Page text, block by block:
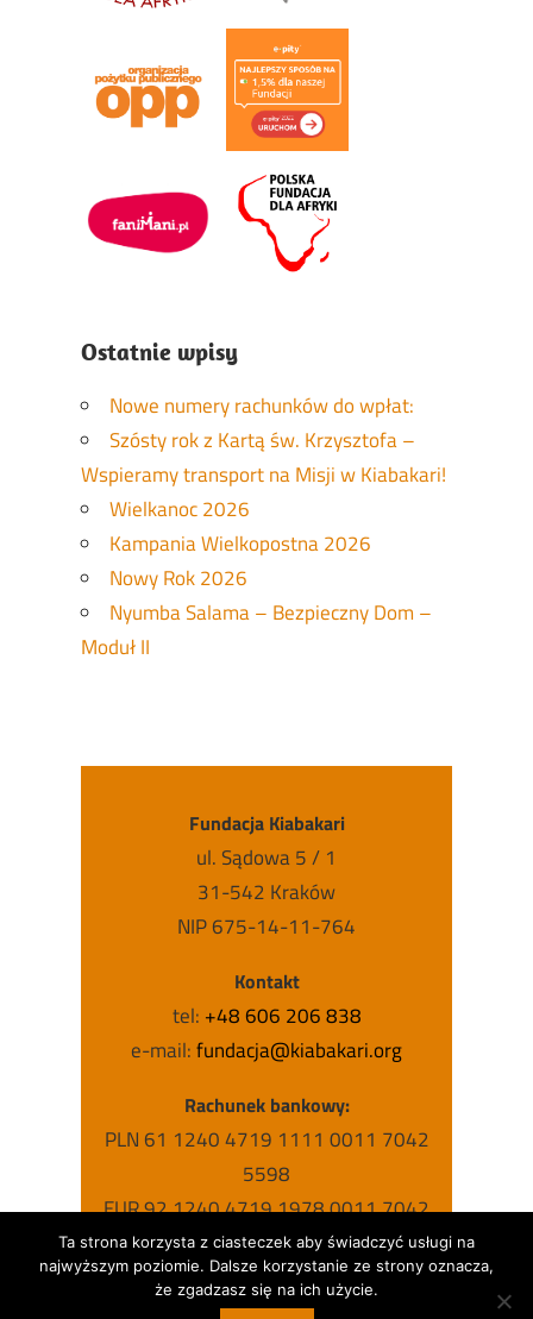
Ostatnie wpisy
Nowe numery rachunków do wpłat:
Szósty rok z Kartą św. Krzysztofa –
Wspieramy transport na Misji w Kiabakari!
Wielkanoc 2026
Kampania Wielkopostna 2026
Nowy Rok 2026
Nyumba Salama – Bezpieczny Dom –
Moduł II
Fundacja Kiabakari
ul. Sądowa 5 / 1
31-542 Kraków
NIP 675-14-11-764
Kontakt
tel: +48 606 206 838
e-mail:fundacja@kiabakari.org
Rachunek bankowy:
PLN 61 1240 4719 1111 0011 7042
5598
EUR 92 1240 4719 1978 0011 7042
5631
USD 63 1240 4719 1787 0011 7042
5615
Ta strona korzysta z ciasteczek aby świadczyć usługi na
najwyższym poziomie. Dalsze korzystanie ze strony oznacza,
że zgadzasz się na ich użycie.